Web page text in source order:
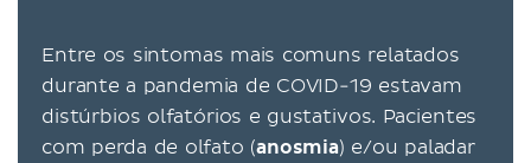
Entre os sintomas mais comuns relatados
durante a pandemia de COVID-19 estavam
distúrbios olfatórios e gustativos. Pacientes
com perda de olfato (anosmia) e/ou paladar